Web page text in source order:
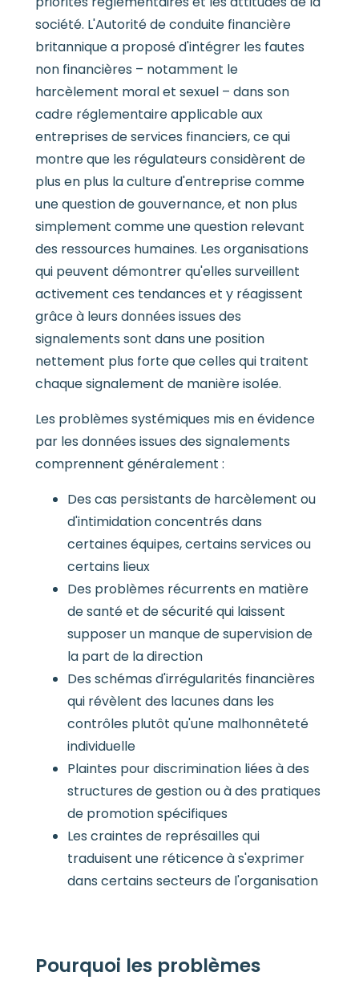
société. L'Autorité de conduite financière
britannique a proposé d'intégrer les fautes
non financières – notamment le
harcèlement moral et sexuel – dans son
cadre réglementaire applicable aux
entreprises de services financiers, ce qui
montre que les régulateurs considèrent de
plus en plus la culture d'entreprise comme
une question de gouvernance, et non plus
simplement comme une question relevant
des ressources humaines. Les organisations
qui peuvent démontrer qu'elles surveillent
activement ces tendances et y réagissent
grâce à leurs données issues des
signalements sont dans une position
nettement plus forte que celles qui traitent
chaque signalement de manière isolée.
Les problèmes systémiques mis en évidence
par les données issues des signalements
comprennent généralement :
Des cas persistants de harcèlement ou
d'intimidation concentrés dans
certaines équipes, certains services ou
certains lieux
Des problèmes récurrents en matière
de santé et de sécurité qui laissent
supposer un manque de supervision de
la part de la direction
Des schémas d'irrégularités financières
qui révèlent des lacunes dans les
contrôles plutôt qu'une malhonnêteté
individuelle
Plaintes pour discrimination liées à des
structures de gestion ou à des pratiques
de promotion spécifiques
Les craintes de représailles qui
traduisent une réticence à s'exprimer
dans certains secteurs de l'organisation
Pourquoi les problèmes